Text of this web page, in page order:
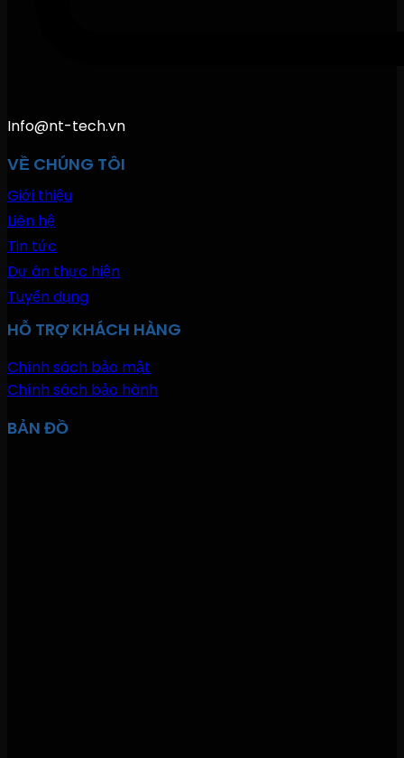
Info@nt-tech.vn
VỀ CHÚNG TÔI
Giới thiệu
Liên hệ
Tin tức
Dự án thực hiện
Tuyển dụng
HỖ TRỢ KHÁCH HÀNG
Chính sách bảo mật
Chính sách bảo hành
BẢN ĐỒ